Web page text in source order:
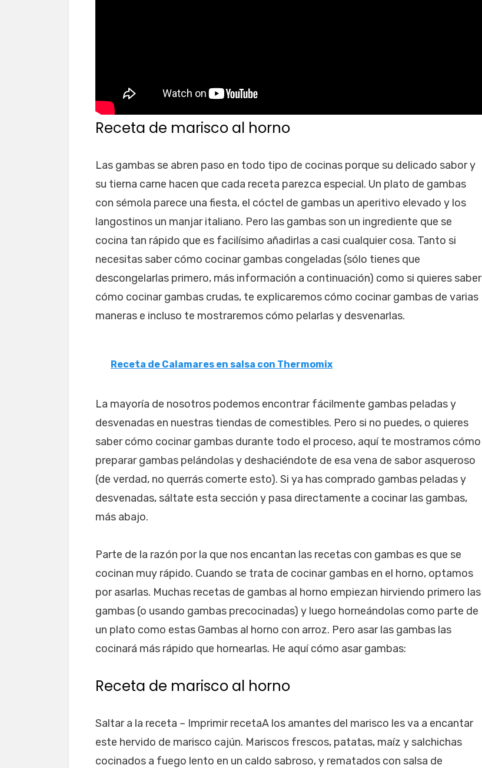
Receta de marisco al horno
Las gambas se abren paso en todo tipo de cocinas porque su delicado sabor y
su tierna carne hacen que cada receta parezca especial. Un plato de gambas
con sémola parece una fiesta, el cóctel de gambas un aperitivo elevado y los
langostinos un manjar italiano. Pero las gambas son un ingrediente que se
cocina tan rápido que es facilísimo añadirlas a casi cualquier cosa. Tanto si
necesitas saber cómo cocinar gambas congeladas (sólo tienes que
descongelarlas primero, más información a continuación) como si quieres saber
cómo cocinar gambas crudas, te explicaremos cómo cocinar gambas de varias
maneras e incluso te mostraremos cómo pelarlas y desvenarlas.
Receta de Calamares en salsa con Thermomix
La mayoría de nosotros podemos encontrar fácilmente gambas peladas y
desvenadas en nuestras tiendas de comestibles. Pero si no puedes, o quieres
saber cómo cocinar gambas durante todo el proceso, aquí te mostramos cómo
preparar gambas pelándolas y deshaciéndote de esa vena de sabor asqueroso
(de verdad, no querrás comerte esto). Si ya has comprado gambas peladas y
desvenadas, sáltate esta sección y pasa directamente a cocinar las gambas,
más abajo.
Parte de la razón por la que nos encantan las recetas con gambas es que se
cocinan muy rápido. Cuando se trata de cocinar gambas en el horno, optamos
por asarlas. Muchas recetas de gambas al horno empiezan hirviendo primero las
gambas (o usando gambas precocinadas) y luego horneándolas como parte de
un plato como estas Gambas al horno con arroz. Pero asar las gambas las
cocinará más rápido que hornearlas. He aquí cómo asar gambas:
Receta de marisco al horno
Saltar a la receta – Imprimir recetaA los amantes del marisco les va a encantar
este hervido de marisco cajún. Mariscos frescos, patatas, maíz y salchichas
cocinados a fuego lento en un caldo sabroso, y rematados con salsa de